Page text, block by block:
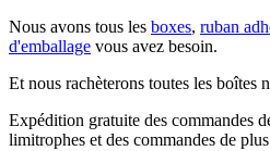
Nous avons tous les boxes, ruban
d'emballage vous avez besoin.
Et nous rachèterons toutes les boîtes
Expédition gratuite des commandes
limitrophes et des commandes de